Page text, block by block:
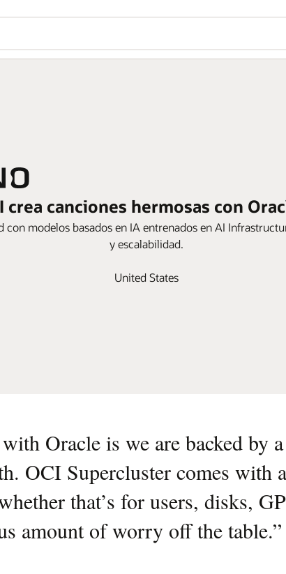
crea canciones hermosas con
modelos basados en IA entrenados en AI
y escalabilidad.
United States
Oracle is we are backed by
OCI Supercluster comes with
that’s for users, disks,
amount of worry off the table.”